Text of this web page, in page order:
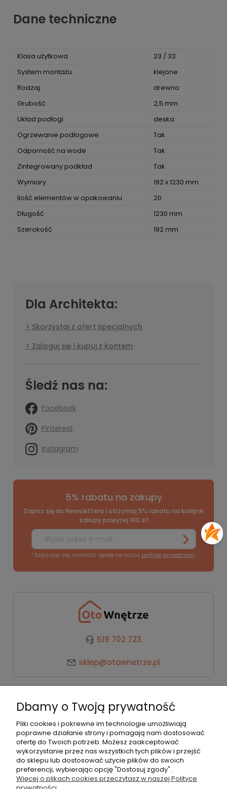
Dane techniczne
Klasa użytkowa
23 / 33
System montażu
klejone
Rodzaj
drewno
Grubość
2,5 mm
Układ podłogi
deska
Ogrzewanie podłogowe
Tak
Odporność na wode
Tak
Zintegrowany podkład
Tak
Wymiary
192 x 1230 mm
Ilość elementów w opakowaniu
20
Długość
1230 mm
Szerokość
192 mm
Dla Architekta:
Skorzystaj z ofert specjalnych
Zaloguj się i kupuj z kontem
Śledź nas na:
Facebook
Pinterest
Instagram
5% rabatu na zakupy
Zapisz się do Newslettera i otrzymaj 5% rabatu na kolejne
zakupy powyżej 100 zł!
*Zapisując się, wyrażasz zgodę na naszą politykę prywatności.
519 702 723
sklep@otownetrze.pl
Pomoc
Moje konto
Płatności i dostawa
Dbamy o Twoją prywatność
Pliki cookies i pokrewne im technologie umożliwiają
poprawne działanie strony i pomagają nam dostosować
ofertę do Twoich potrzeb. Możesz zaakceptować
wykorzystanie przez nas wszystkich tych plików i przejść
do sklepu lub dostosować użycie plików do swoich
preferencji, wybierając opcję "Dostosuj zgody".
Więcej o plikach cookies przeczytasz w naszej Polityce